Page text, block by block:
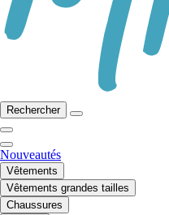
Rechercher
Nouveautés
Vêtements
Vêtements grandes tailles
Chaussures